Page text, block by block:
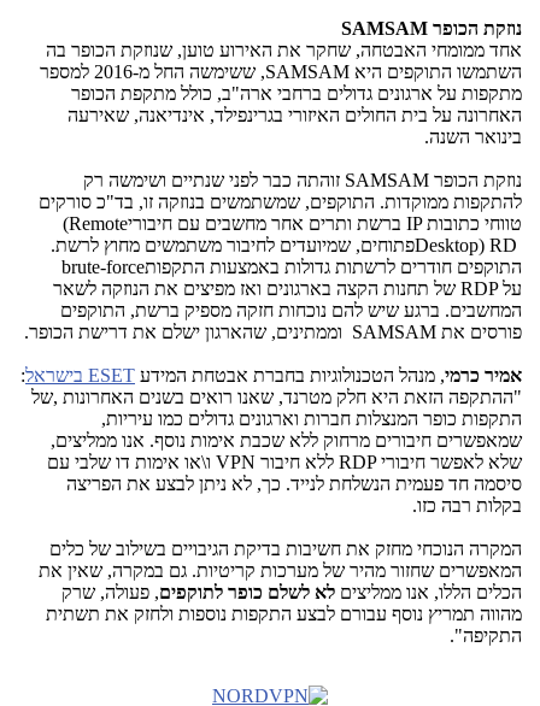
נוזקת הכופר SAMSAM
אחד ממומחי האבטחה, שחקר את האירוע טוען, שנוזקת הכופר בה
השתמשו התוקפים היא SAMSAM
, ששימשה החל מ-2016 למספר
מתקפות על ארגונים גדולים ברחבי ארה"ב, כולל מתקפת הכופר
האחרונה על בית החולים האיזורי בגרינפילד, אינדיאנה, שאירעה
בינואר השנה.
נוזקת הכופר SAMSAM זוהתה כבר לפני שנתיים ושימשה רק
להתקפות ממוקדות. התוקפים, שמשתמשים בנוזקה זו, בד"כ סורקים
טווחי כתובותIP ברשת ותרים אחר מחשבים עם חיבורי(Remote
Desktop) RDפתוחים, שמיועדים לחיבור משתמשים מחוץ לרשת.
התוקפים חודרים לרשתות גדולות באמצעות התקפותbrute-force
עלRDP של תחנות הקצה בארגונים ואז מפיצים את הנוזקה לשאר
המחשבים. ברגע שיש להם נוכחות חזקה מספיק ברשת, התוקפים
פורסים את SAMSAM וממתינים, שהארגון ישלם את דרישת הכופר.
אמיר כרמי, מנהל הטכנולוגיות בחברת אבטחת המידע ESET בישראל:
"ההתקפה הזאת היא חלק מטרנד, שאנו רואים בשנים האחרונות ,של
התקפות כופר המנצלות חברות וארגונים גדולים כמו עיריות,
שמאפשרים חיבורים מרחוק ללא שכבת אימות נוסף. אנו ממליצים,
שלא לאפשר חיבוריRDP ללא חיבור VPN ו\או אימות דו שלבי עם
סיסמה חד פעמית הנשלחת לנייד. כך, לא ניתן לבצע את הפריצה
בקלות רבה כזו.
המקרה הנוכחי מחזק את חשיבות בדיקת הגיבויים בשילוב של כלים
המאפשרים שחזור מהיר של מערכות קריטיות. גם במקרה, שאין את
הכלים הללו, אנו ממליצים לא לשלם כופר לתוקפים, פעולה, שרק
מהווה תמריץ נוסף עבורם לבצע התקפות נוספות ולחזק את תשתית
התקיפה".